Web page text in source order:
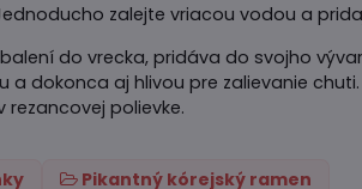
zalejte vriacou vodou a
do vrecka, pridáva do svojho
dokonca aj hlivou pre zalievanie
polievke.
Pikantný kórejský ramen